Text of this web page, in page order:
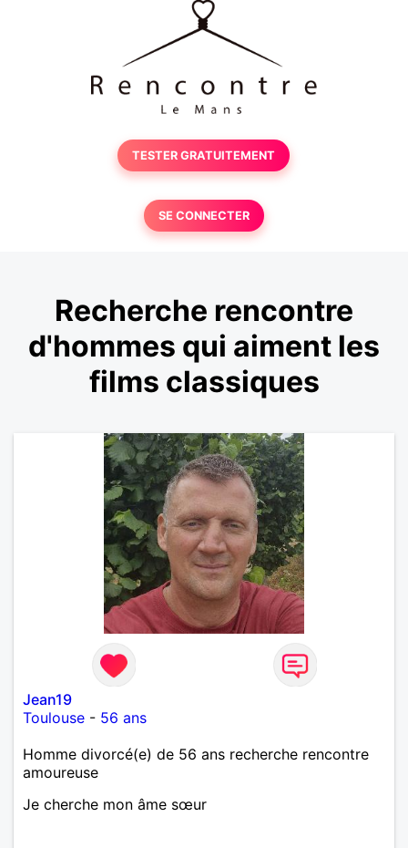
TESTER GRATUITEMENT
SE CONNECTER
Recherche rencontre
d'hommes qui aiment les
films classiques
Jean19
Toulouse - 56 ans
Homme divorcé(e) de 56 ans recherche rencontre
amoureuse
Je cherche mon âme sœur